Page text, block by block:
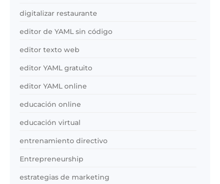
digitalizar restaurante
editor de YAML sin código
editor texto web
editor YAML gratuito
editor YAML online
educación online
educación virtual
entrenamiento directivo
Entrepreneurship
estrategias de marketing